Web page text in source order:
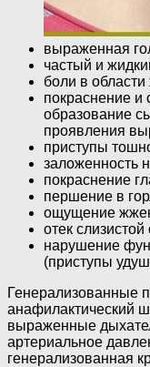
выраженная
частый и
боли в области
покраснение и
образование
проявления
приступы
заложенность
покраснение
першение в
ощущение
отек
нарушение
(приступы
Генерализованные
анафилактический
выраженные
артериальное
генерализованная